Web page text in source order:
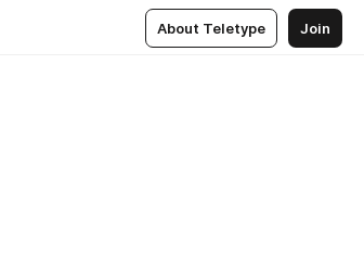
About Teletype Join